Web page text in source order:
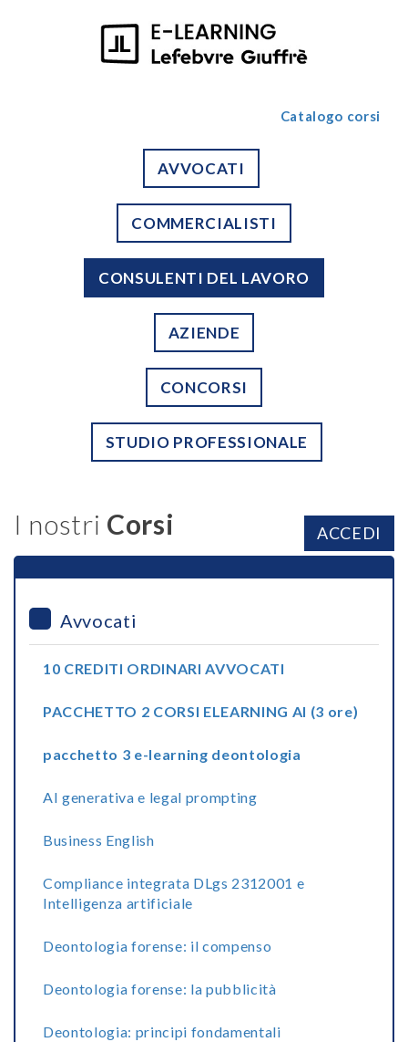
Catalogo corsi
AVVOCATI
COMMERCIALISTI
CONSULENTI DEL LAVORO
AZIENDE
CONCORSI
STUDIO PROFESSIONALE
I nostri Corsi ACCEDI
Avvocati
10 CREDITI ORDINARI AVVOCATI
PACCHETTO 2 CORSI ELEARNING AI (3 ore)
pacchetto 3 e-learning deontologia
AI generativa e legal prompting
Business English
Compliance integrata DLgs 2312001 e
Intelligenza artificiale
Deontologia forense: il compenso
Deontologia forense: la pubblicità
Deontologia: principi fondamentali